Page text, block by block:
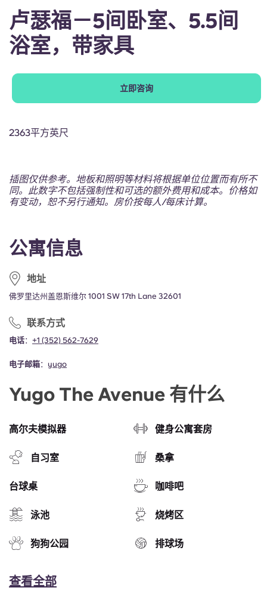
Chinese
Español
Català
French
登录
公寓信息
地址
佛罗里达州盖恩斯维尔 1001 SW 17th Lane 32601
联系方式
电话： +1 (352) 562-7629
电子邮箱： yugo
Yugo The Avenue 有什么
高尔夫模拟器 健身公寓套房
自习室 桑拿
台球桌 咖啡吧
泳池 烧烤区
狗狗公园 排球场
查看全部
卢瑟福－5间卧室、5.5间
浴室，带家具
立即咨询
2363平方英尺
插图仅供参考。地板和照明等材料将根据单位位置而有所不
同。此数字不包括强制性和可选的额外费用和成本。价格如
有变动，恕不另行通知。房价按每人/每床计算。